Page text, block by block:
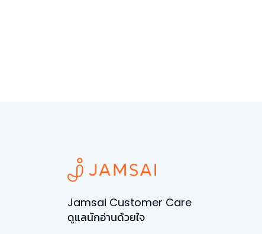
Jamsai Customer Care
ดูแลนักอ่านด้วยใจ